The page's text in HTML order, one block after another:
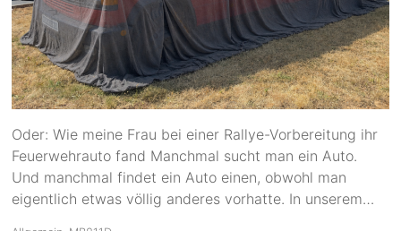
Oder: Wie meine Frau bei einer Rallye-Vorbereitung ihr
Feuerwehrauto fand Manchmal sucht man ein Auto.
Und manchmal findet ein Auto einen, obwohl man
eigentlich etwas völlig anderes vorhatte. In unserem…